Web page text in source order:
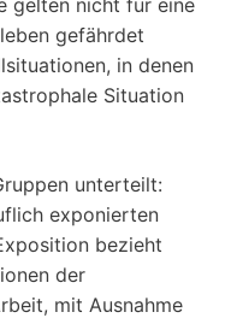
gelten nicht für eine
gefährdet
in denen
Situation
unterteilt:
exponierten
bezieht
der
mit Ausnahme